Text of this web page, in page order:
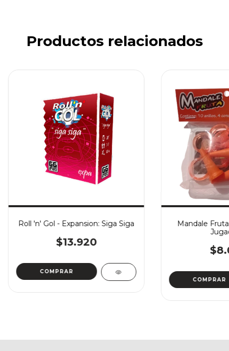
Productos relacionados
Roll 'n' Gol - Expansion: Siga Siga
$13.920
Mandale